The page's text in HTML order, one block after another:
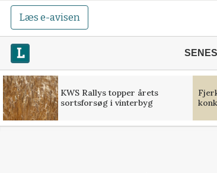
Læs e-avisen
KWS Rallys topper årets
sortsforsøg i vinterbyg